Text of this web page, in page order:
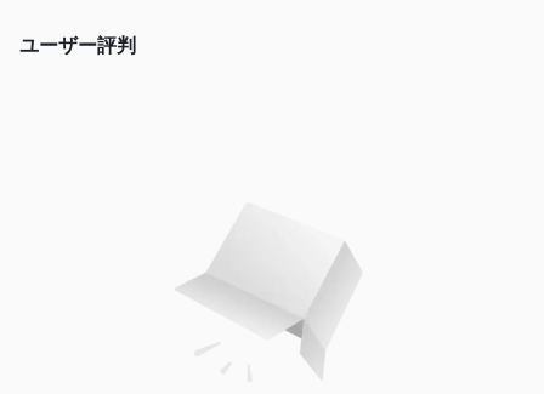
ユーザー評判